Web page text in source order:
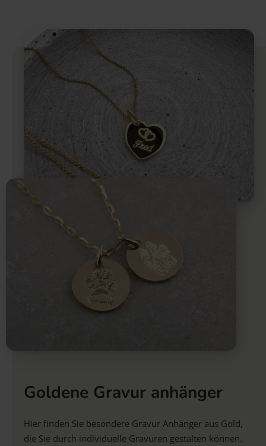
Goldene Gravur anhänger
Hier finden Sie besondere Gravur Anhänger aus Gold,
die Sie durch individuelle Gravuren gestalten können.